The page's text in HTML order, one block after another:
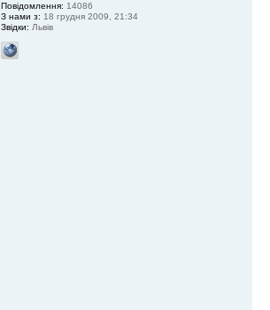
Повідомлення: 14086
З нами з: 18 грудня 2009, 21:34
Звідки: Львів